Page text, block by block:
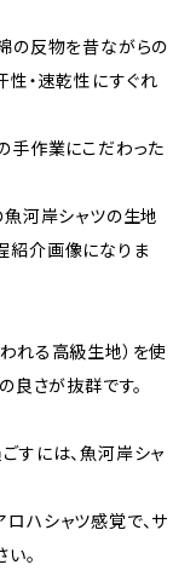
の反物を昔ながらの
性・速乾性にすぐれ
手作業にこだわった
河岸シャツの生地
紹介画像になりま
れる高級生地）を使
良さが抜群です。
すには、魚河岸シャ
ハシャツ感覚で、サ
。